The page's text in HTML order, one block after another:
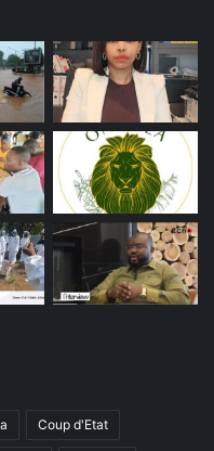
Coup d'Etat